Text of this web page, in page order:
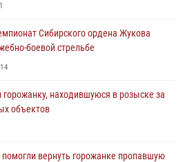
1
Сибирского ордена Жукова
боевой стрельбе
14
находившуюся в розыске за
объектов
вернуть горожанке пропавшую